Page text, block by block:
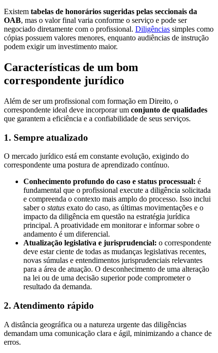
Existem tabelas de honorários sugeridas pelas seccionais da
OAB, mas o valor final varia conforme o serviço e pode ser
negociado diretamente com o profissional. Diligências simples como
cópias possuem valores menores, enquanto audiências de instrução
podem exigir um investimento maior.
Características de um bom
correspondente jurídico
Além de ser um profissional com formação em Direito, o
correspondente ideal deve incorporar um conjunto de qualidades
que garantem a eficiência e a confiabilidade de seus serviços.
1. Sempre atualizado
O mercado jurídico está em constante evolução, exigindo do
correspondente uma postura de aprendizado contínuo.
Conhecimento profundo do caso e status processual: é
fundamental que o profissional execute a diligência solicitada
e compreenda o contexto mais amplo do processo. Isso inclui
saber o status exato do caso, as últimas movimentações e o
impacto da diligência em questão na estratégia jurídica
principal. A proatividade em monitorar e informar sobre o
andamento é um diferencial.
Atualização legislativa e jurisprudencial: o correspondente
deve estar ciente de todas as mudanças legislativas recentes,
novas súmulas e entendimentos jurisprudenciais relevantes
para a área de atuação. O desconhecimento de uma alteração
na lei ou de uma decisão superior pode comprometer o
resultado da demanda.
2. Atendimento rápido
A distância geográfica ou a natureza urgente das diligências
demandam uma comunicação clara e ágil, minimizando a chance de
erros.